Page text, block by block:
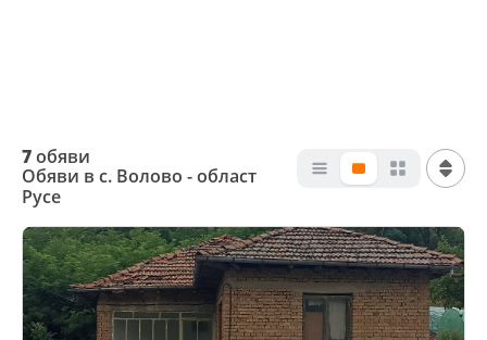
7обяви
Обяви в с. Волово - област
Русе